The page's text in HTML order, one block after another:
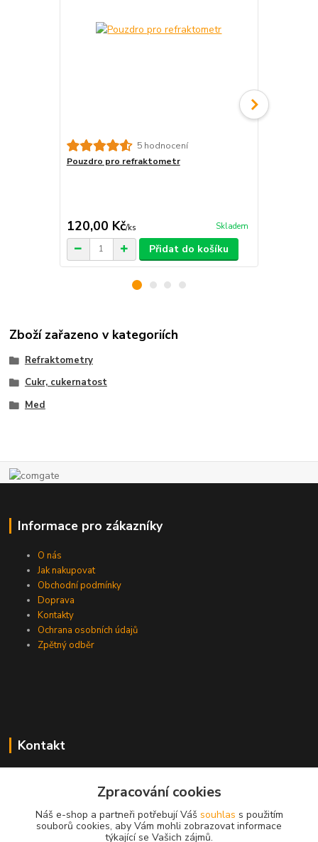
5 hodnocení
Pouzdro pro refraktometr
120,00 Kč/ks Skladem
Přidat do košíku
Zboží zařazeno v kategoriích
Refraktometry
Cukr, cukernatost
Med
Informace pro zákazníky
O nás
Jak nakupovat
Obchodní podmínky
Doprava
Kontakty
Ochrana osobních údajů
Zpětný odběr
Kontakt
Zpracování cookies
Náš e-shop a partneři potřebují Váš souhlas s použitím
souborů cookies, aby Vám mohli zobrazovat informace
týkající se Vašich zájmů.